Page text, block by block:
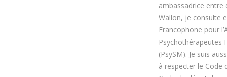
ambassadrice entre
Wallon, je consulte
Francophone pour
Psychothérapeutes
(PsySM). Je suis
à respecter le Code